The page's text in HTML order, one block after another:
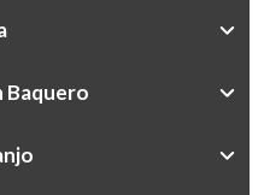
Baquero